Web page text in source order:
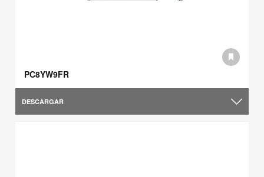
PC8YW9FR
DESCARGAR